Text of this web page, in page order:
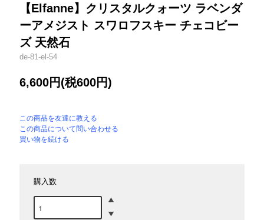
【Elfanne】クリスタルクォーツ ラベンダ
ーアメジスト スワロフスキー チェコビー
ズ 天然石
de-81-el-54
6,600円(税600円)
この商品を友達に教える
この商品について問い合わせる
買い物を続ける
購入数